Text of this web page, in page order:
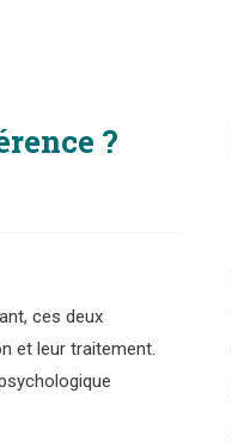
?
ces deux
et leur traitement.